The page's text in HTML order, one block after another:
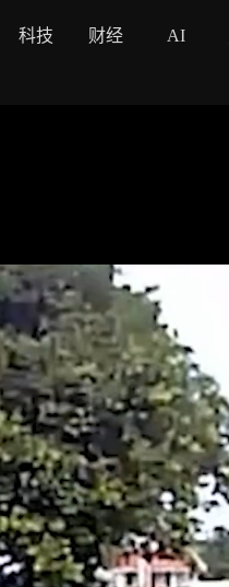
科技 财经 AI